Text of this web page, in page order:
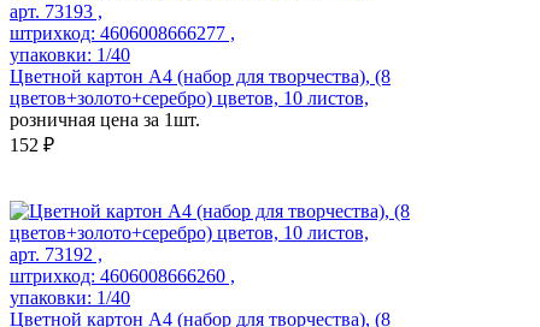
арт. 73193 ,
штрихкод: 4606008666277 ,
упаковки: 1/40
Цветной картон А4 (набор для творчества), (8
цветов+золото+серебро) цветов, 10 листов,
розничная цена за 1шт.
152 ₽
арт. 73192 ,
штрихкод: 4606008666260 ,
упаковки: 1/40
Цветной картон А4 (набор для творчества), (8